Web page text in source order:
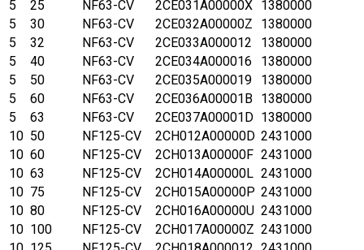
5
25 NF63-CV 2CE031A00000X 1380000
5
30 NF63-CV 2CE032A00000Z
1380000
5
32 NF63-CV 2CE033A000012
1380000
5
40 NF63-CV 2CE034A000016
1380000
5
50 NF63-CV 2CE035A000019
1380000
5
60 NF63-CV 2CE036A00001B 1380000
5
63 NF63-CV 2CE037A00001D 1380000
10 50 NF125-CV 2CH012A00000D 2431000
10 60 NF125-CV 2CH013A00000F 2431000
10 63 NF125-CV 2CH014A00000L 2431000
10 75 NF125-CV 2CH015A00000P 2431000
10 80 NF125-CV 2CH016A00000U 2431000
10 100 NF125-CV 2CH017A00000Z 2431000